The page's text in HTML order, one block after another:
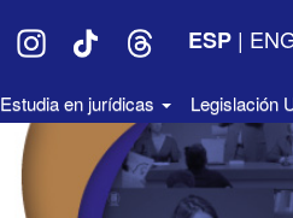
ESP |
Estudia en jurídicas Legislación